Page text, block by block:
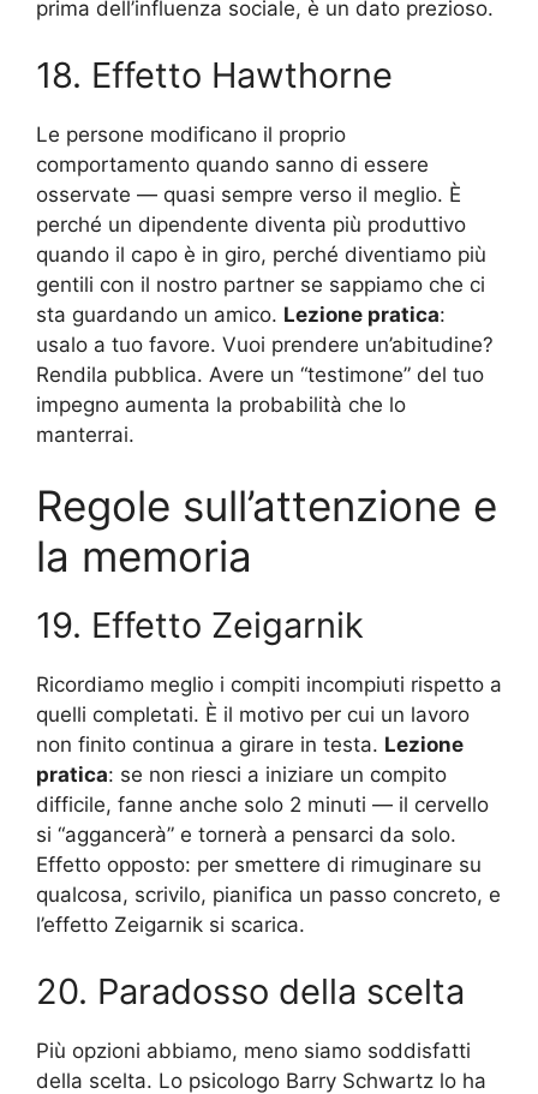
prima dell’influenza sociale, è un dato prezioso.
18. Effetto Hawthorne
Le persone modificano il proprio
comportamento quando sanno di essere
osservate — quasi sempre verso il meglio. È
perché un dipendente diventa più produttivo
quando il capo è in giro, perché diventiamo più
gentili con il nostro partner se sappiamo che ci
sta guardando un amico. Lezione pratica:
usalo a tuo favore. Vuoi prendere un’abitudine?
Rendila pubblica. Avere un “testimone” del tuo
impegno aumenta la probabilità che lo
manterrai.
Regole sull’attenzione e
la memoria
19. Effetto Zeigarnik
Ricordiamo meglio i compiti incompiuti rispetto a
quelli completati. È il motivo per cui un lavoro
non finito continua a girare in testa. Lezione
pratica: se non riesci a iniziare un compito
difficile, fanne anche solo 2 minuti — il cervello
si “aggancerà” e tornerà a pensarci da solo.
Effetto opposto: per smettere di rimuginare su
qualcosa, scrivilo, pianifica un passo concreto, e
l’effetto Zeigarnik si scarica.
20. Paradosso della scelta
Più opzioni abbiamo, meno siamo soddisfatti
della scelta. Lo psicologo Barry Schwartz lo ha